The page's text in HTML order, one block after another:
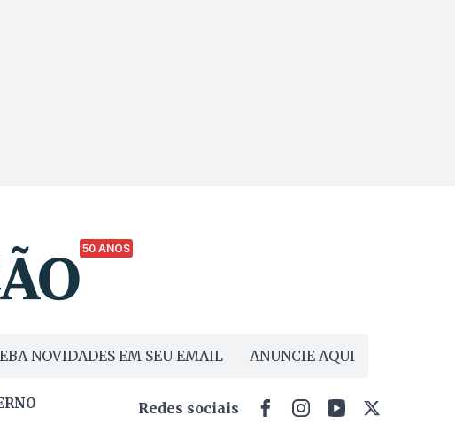
50 ANOS
NOVIDADES EM SEU EMAIL ANUNCIE AQUI
Redes sociais